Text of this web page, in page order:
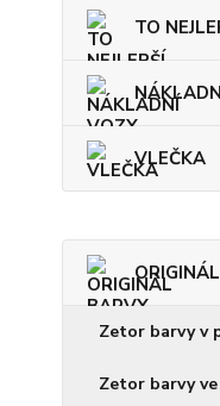
TO
VLEČKA
Zetor barvy v
Zetor barvy